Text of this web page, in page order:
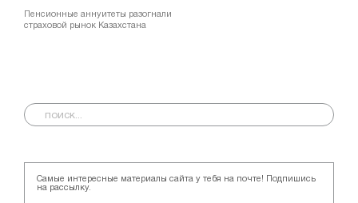
Пенсионные аннуитеты разогнали
страховой рынок Казахстана
Самые интересные материалы сайта у тебя на почте! Подпишись
на рассылку.